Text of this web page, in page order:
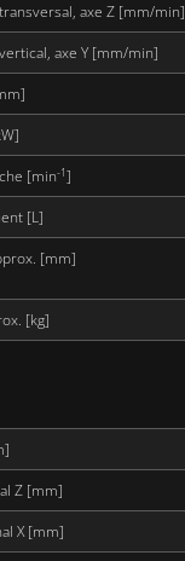
axe Z [mm/min]
axe Y [mm/min]
[min-1]
[L]
[mm]
[kg]
Z [mm]
X [mm]